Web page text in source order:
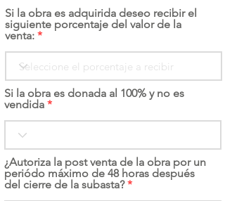
Si la obra es adquirida deseo recibir el
siguiente porcentaje del valor de la
venta:
Si la obra es donada al 100% y no es
vendida
¿Autoriza la post venta de la obra por un
periódo máximo de 48 horas después
del cierre de la subasta?